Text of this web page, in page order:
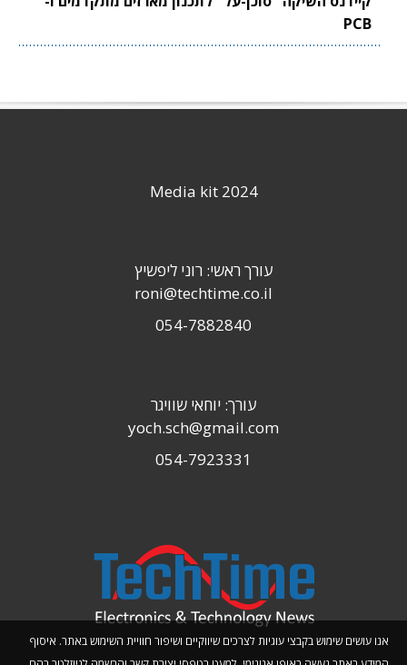
PCB
אנו עושים שימוש בקבצי עוגיות לצרכים שיווקיים ושיפור חוויית השימוש באתר. איסוף
Media kit 2024
עורך ראשי: רוני ליפשיץ
roni@techtime.co.il
054-7882840
עורך: יוחאי שוויגר
yoch.sch@gmail.com
054-7923331